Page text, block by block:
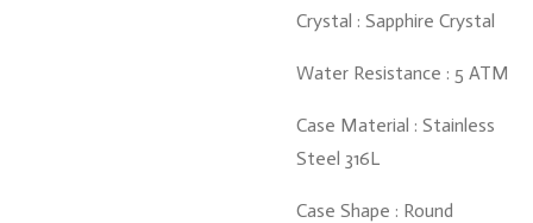
Crystal : Sapphire Crystal
Water Resistance : 5 ATM
Case Material : Stainless
Steel 316L
Case Shape : Round